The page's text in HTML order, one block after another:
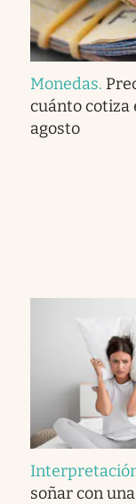
Monedas.
cuánto cotiza
agosto
soñar con